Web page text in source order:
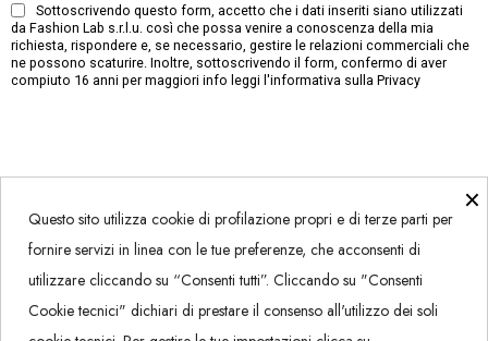
Sottoscrivendo questo form, accetto che i dati inseriti siano utilizzati
da Fashion Lab s.r.l.u. così che possa venire a conoscenza della mia
richiesta, rispondere e, se necessario, gestire le relazioni commerciali che
ne possono scaturire. Inoltre, sottoscrivendo il form, confermo di aver
compiuto 16 anni per maggiori info leggi l'informativa sulla Privacy
Contatti
About
Privacy + Cookies
Pagamenti
×
Questo sito utilizza cookie di profilazione propri e di terze parti per
fornire servizi in linea con le tue preferenze, che acconsenti di
utilizzare cliccando su “Consenti tutti”. Cliccando su "Consenti
Cookie tecnici" dichiari di prestare il consenso all'utilizzo dei soli